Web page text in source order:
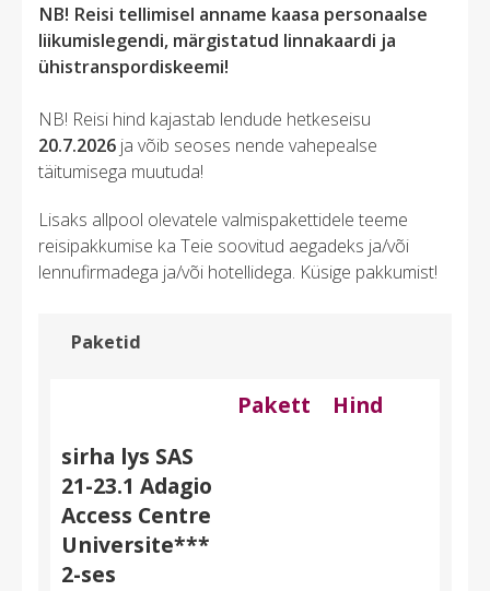
NB! Reisi tellimisel anname kaasa personaalse
liikumislegendi, märgistatud linnakaardi ja
ühistranspordiskeemi!
NB! Reisi hind kajastab lendude hetkeseisu
20.7.2026 ja võib seoses nende vahepealse
täitumisega muutuda!
Lisaks allpool olevatele valmispakettidele teeme
reisipakkumise ka Teie soovitud aegadeks ja/või
lennufirmadega ja/või hotellidega. Küsige pakkumist!
Paketid
Pakett
Hind
sirha lys SAS
21-23.1 Adagio
Access Centre
Universite***
2-ses